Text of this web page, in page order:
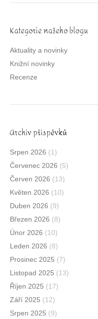
Kategorie našeho blogu
Aktuality a novinky
Knižní novinky
Recenze
Archív příspěvků
Srpen 2026 (1)
Červenec 2026 (5)
Červen 2026 (13)
Květen 2026 (10)
Duben 2026 (9)
Březen 2026 (8)
Únor 2026 (10)
Leden 2026 (8)
Prosinec 2025 (7)
Listopad 2025 (13)
Říjen 2025 (17)
Září 2025 (12)
Srpen 2025 (9)